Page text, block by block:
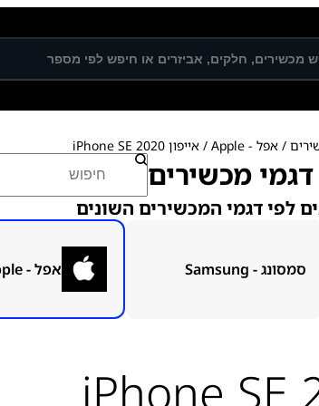
/ אפל - Apple / אייפון iPhone SE 2020
מכשיריםח
פ
ו
לפי דגמי המכשירים השונים
סמסונג - Samsung אפל - Apple